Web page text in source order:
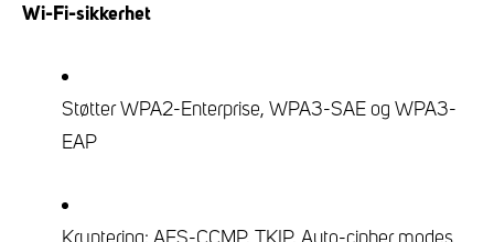
Wi-Fi-sikkerhet
Støtter WPA2-Enterprise, WPA3-SAE og WPA3-
EAP
Kryptering: AES-CCMP, TKIP, Auto-cipher modes